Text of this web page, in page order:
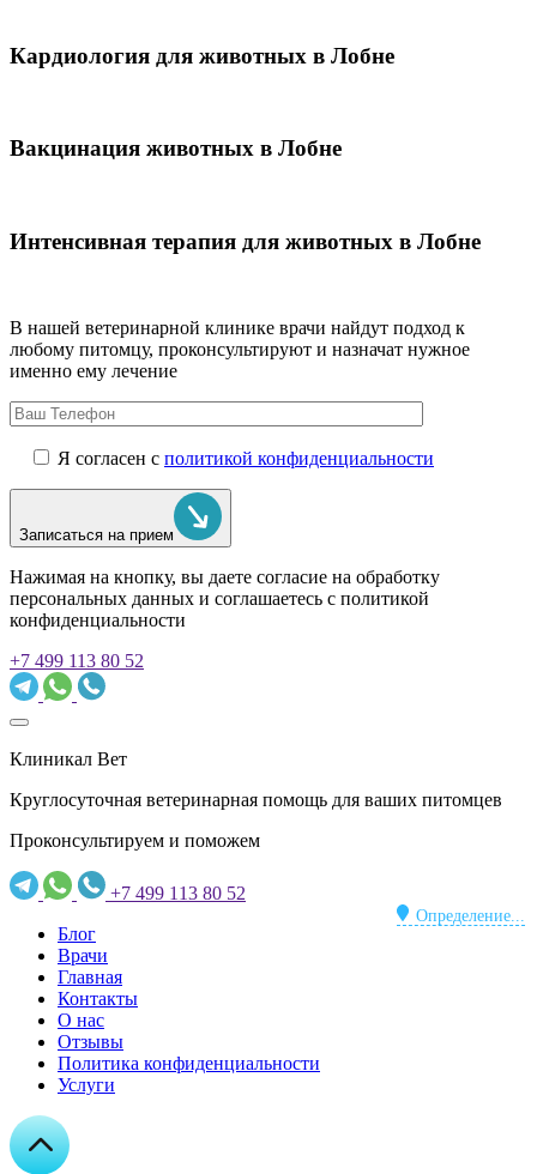
Кардиология для животных в Лобне
Вакцинация животных в Лобне
Интенсивная терапия для животных в Лобне
В нашей ветеринарной клинике врачи найдут подход к
любому питомцу, проконсультируют и назначат нужное
именно ему лечение
Я согласен с политикой конфиденциальности
Записаться на прием
Нажимая на кнопку, вы даете согласие на обработку
персональных данных и соглашаетесь c политикой
конфиденциальности
+7 499 113 80 52
Клиникал Вет
Круглосуточная ветеринарная помощь для ваших питомцев
Проконсультируем и поможем
+7 499 113 80 52
Определение...
Блог
Врачи
Главная
Контакты
О нас
Отзывы
Политика конфиденциальности
Услуги